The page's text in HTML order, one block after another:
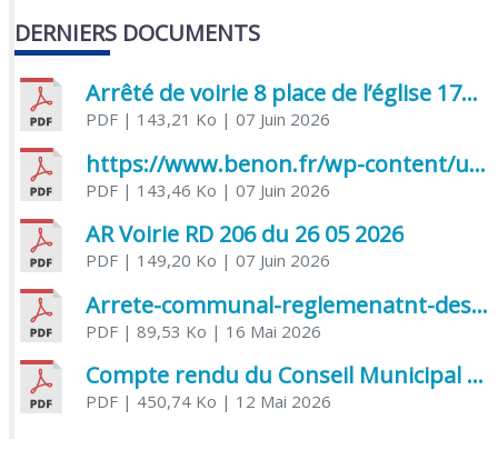
DERNIERS DOCUMENTS
Arrêté de voirie 8 place de l’église 17170 Benon
PDF| 143,21 Ko | 07 Juin 2026
https://www.benon.fr/wp-content/uploads/2026/06/AR-Voirie-Chemin-de-Lafond-du-26-05-2026.pdf
PDF| 143,46 Ko | 07 Juin 2026
AR Voirie RD 206 du 26 05 2026
PDF| 149,20 Ko | 07 Juin 2026
Arrete-communal-reglemenatnt-des-bruits-de-voisinage-et-des-activites-bruyantes
PDF| 89,53 Ko | 16 Mai 2026
Compte rendu du Conseil Municipal du 06 mai 2026
PDF| 450,74 Ko | 12 Mai 2026